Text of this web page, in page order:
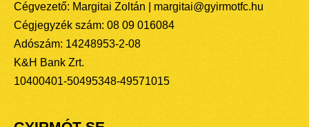
Cégvezető: Margitai Zoltán | margitai@gyirmotfc.hu
Cégjegyzék szám: 08 09 016084
Adószám: 14248953-2-08
K&H Bank Zrt.
10400401-50495348-49571015